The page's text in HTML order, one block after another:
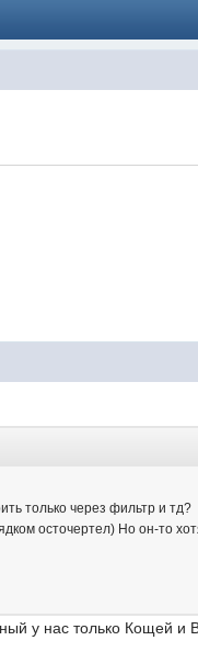
только через фильтр и тд?
осточертел) Но он-то
у нас только Кощей и